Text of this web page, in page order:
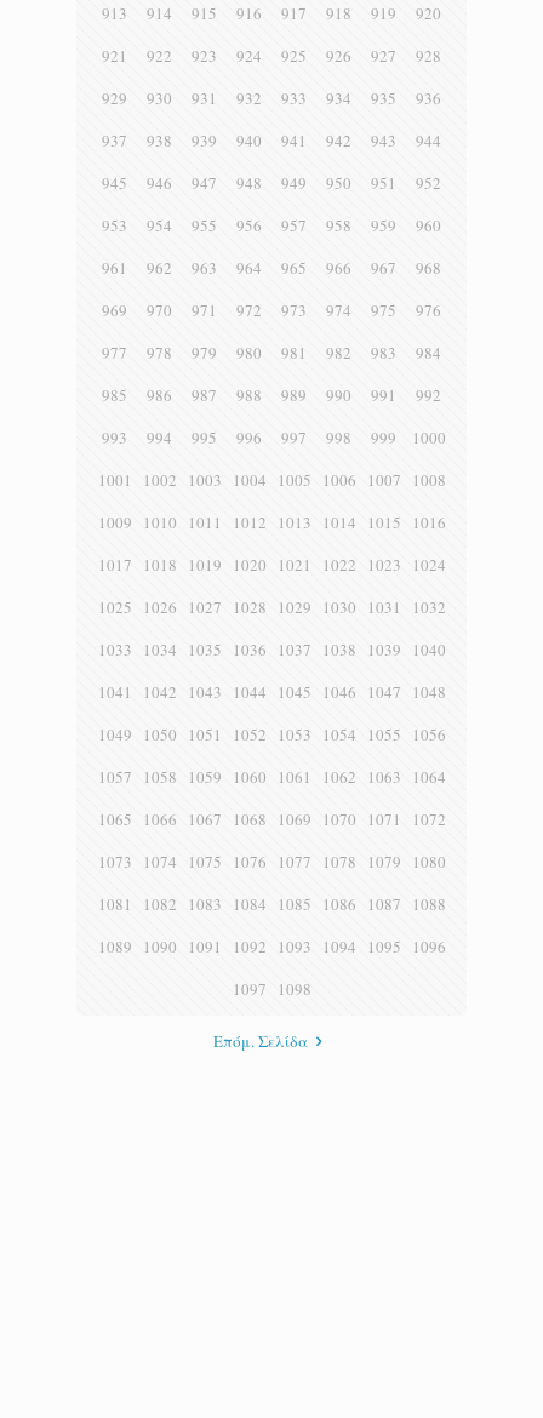
913
914 915 916 917 918 919
920
921
922 923 924 925 926 927
928
929
930 931 932 933 934 935
936
937
938 939 940 941 942 943
944
945
946 947 948 949 950 951
952
953
954 955 956 957 958 959
960
961
962 963 964 965 966 967
968
969
970 971 972 973 974 975
976
977
978 979 980 981 982 983
984
985
986 987 988 989 990 991
992
993
994 995 996 997 998 999
1000
1001
1002 1003 1004 1005 1006 1007
1008
1009
1010 1011 1012 1013 1014 1015
1016
1017
1018 1019 1020 1021 1022 1023
1024
1025
1026 1027 1028 1029 1030 1031
1032
1033
1034 1035 1036 1037 1038 1039
1040
1041
1042 1043 1044 1045 1046 1047
1048
1049
1050 1051 1052 1053 1054 1055
1056
1057
1058 1059 1060 1061 1062 1063
1064
1065
1066 1067 1068 1069 1070 1071
1072
1073
1074 1075 1076 1077 1078 1079
1080
1081
1082 1083 1084 1085 1086 1087
1088
1089
1090 1091 1092 1093 1094 1095
1096
1097
1098
Επόμ. Σελίδα